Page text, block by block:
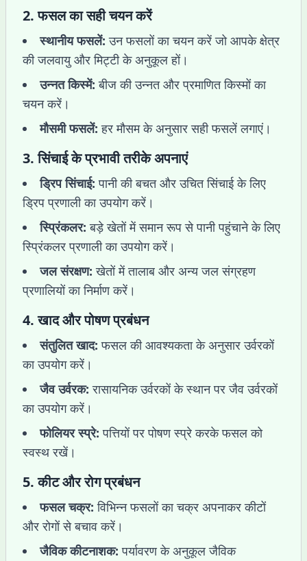
2.फसल का सही चयन करें
स्थानीय फसलें: उन फसलों का चयन करें जो आपके क्षेत्र
की जलवायु और मिट्टी के अनुकूल हों।
उन्नत किस्में: बीज की उन्नत और प्रमाणित किस्मों का
चयन करें।
मौसमी फसलें: हर मौसम के अनुसार सही फसलें लगाएं।
3.सिंचाई के प्रभावी तरीके अपनाएं
ड्रिप सिंचाई: पानी की बचत और उचित सिंचाई के लिए
ड्रिप प्रणाली का उपयोग करें।
स्प्रिंकलर: बड़े खेतों में समान रूप से पानी पहुंचाने के लिए
स्प्रिंकलर प्रणाली का उपयोग करें।
जल संरक्षण: खेतों में तालाब और अन्य जल संग्रहण
प्रणालियों का निर्माण करें।
4.खाद और पोषण प्रबंधन
संतुलित खाद: फसल की आवश्यकता के अनुसार उर्वरकों
का उपयोग करें।
जैव उर्वरक: रासायनिक उर्वरकों के स्थान पर जैव उर्वरकों
का उपयोग करें।
फोलियर स्प्रे: पत्तियों पर पोषण स्प्रे करके फसल को
स्वस्थ रखें।
5.कीट और रोग प्रबंधन
फसल चक्र: विभिन्न फसलों का चक्र अपनाकर कीटों
और रोगों से बचाव करें।
जैविक कीटनाशक: पर्यावरण के अनुकूल जैविक